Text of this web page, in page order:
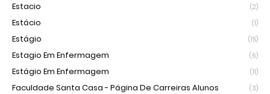
Estacio (2)
Estácio (1)
Estágio (15)
Estagio Em Enfermagem (6)
Estágio Em Enfermagem (11)
Faculdade Santa Casa - Página De Carreiras Alunos (3)